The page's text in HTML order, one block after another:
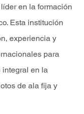
en la formación
Esta institución
experiencia y
para
integral en la
de ala fija y